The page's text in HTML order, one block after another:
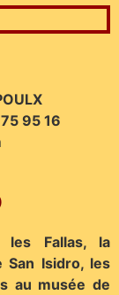
95 16
les Fallas, la
San Isidro, les
au musée de